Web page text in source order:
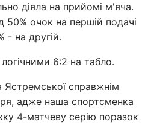
діяла на прийомі м'яча.
50% очок на першій подачі
- на другій.
6:2 на табло.
справжнім
адже наша спортсменка
4-матчеву серію поразок